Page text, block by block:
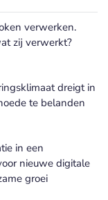
nieuws
verwerken.
zij verwerkt?
dreigt in
te belanden
in een
nieuwe digitale
groei